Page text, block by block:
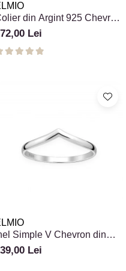
din Argint 925 Chevron
Lei
Simple V Chevron din
925Lei